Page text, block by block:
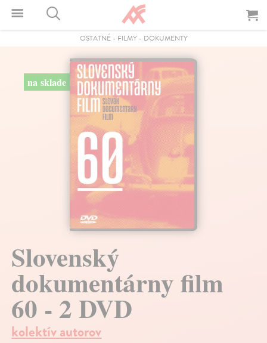
OSTATNÉ- FILMY- DOKUMENTY
na sklade
Slovenský
dokumentárny film
60 - 2 DVD
kolektív autorov